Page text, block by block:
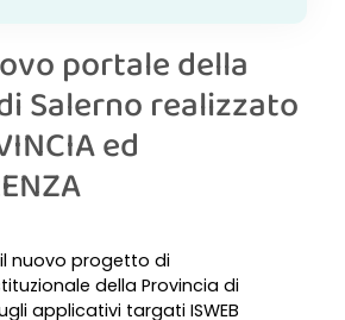
portale della
Salerno realizzato
ed
nuovo progetto di
della Provincia di
applicativi targati ISWEB